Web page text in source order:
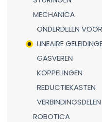
MECHANICA
ONDERDELEN
LINEAIRE
GASVEREN
KOPPELINGEN
REDUCTIEKASTEN
VERBINDINGSDELEN
ROBOTICA